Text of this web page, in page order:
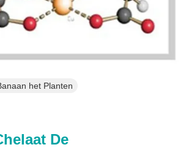
het Planten
De